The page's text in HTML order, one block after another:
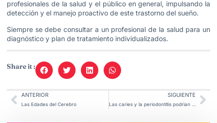
profesionales de la salud y el público en general, impulsando la
detección y el manejo proactivo de este trastorno del sueño.
Siempre se debe consultar a un profesional de la salud para un
diagnóstico y plan de tratamiento individualizados.
Share it :
ANTERIOR
Las Edades del Cerebro
SIGUIENTE